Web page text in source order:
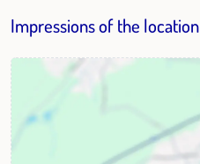
Impressions of the location